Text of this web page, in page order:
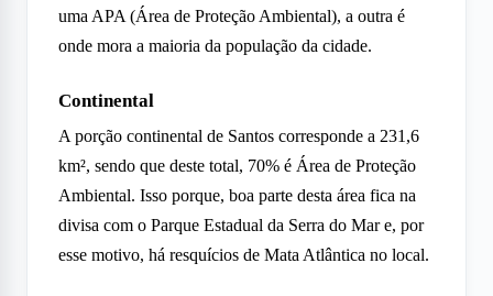
uma APA (Área de Proteção Ambiental), a outra é
onde mora a maioria da população da cidade.
Continental
A porção continental de Santos corresponde a 231,6
km², sendo que deste total, 70% é Área de Proteção
Ambiental. Isso porque, boa parte desta área fica na
divisa com o Parque Estadual da Serra do Mar e, por
esse motivo, há resquícios de Mata Atlântica no local.